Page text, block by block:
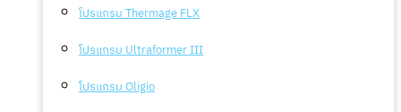
โปรแกรม Thermage FLX
โปรแกรม Ultraformer III
โปรแกรม Oligio